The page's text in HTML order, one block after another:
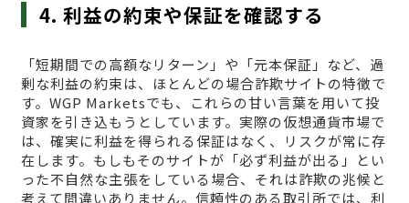
4. 利益の約束や保証を確認する
「短期間での高額なリターン」や「元本保証」など、過
剰な利益の約束は、ほとんどの場合詐欺サイトの特徴で
す。WGP Marketsでも、これらの甘い言葉を用いて投
資家を引き込もうとしています。実際の仮想通貨市場で
は、確実に利益を得られる保証はなく、リスクが常に存
在します。もしもそのサイトが「必ず利益が出る」とい
った不自然な主張をしている場合、それは詐欺の兆候と
考えて間違いありません。信頼性のある取引所では、利